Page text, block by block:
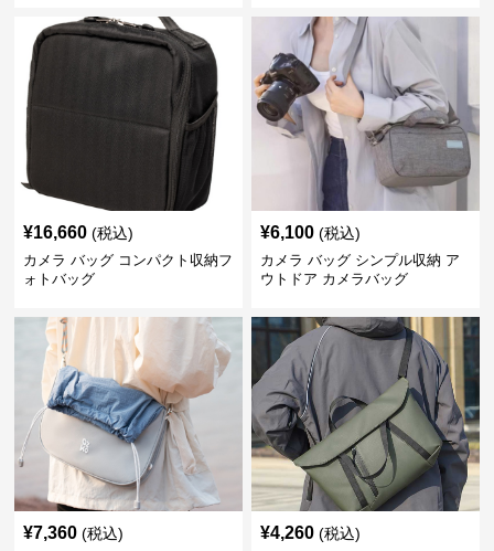
¥16,660 (税込)
カメラ バッグ コンパクト収納フ
ォトバッグ
¥6,100 (税込)
カメラ バッグ シンプル収納 ア
ウトドア カメラバッグ
¥7,360 (税込) ¥4,260 (税込)